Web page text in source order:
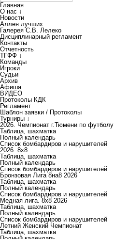
Главная
О нас ↓
Новости
Аллея лучших
Галерея С.В. Лелеко
Дисциплинарный регламент
Контакты
Отчетность
ТГФФ ↓
Команды
Игроки
Судьи
Архив
Афиша
ВИДЕО
Протоколы КДК
Регламент
Шаблон заявки / Протоколы
Турниры ↓
2026. Чемпионат г.Тюмени по футболу
Таблица, шахматка
Полный календарь
Список бомбардиров и нарушителей
2026. 8х8
Таблица, шахматка
Полный календарь
Список бомбардиров и нарушителей
Бронзовая Лига 8на8 2026
Таблица, шахматка
Полный календарь
Список бомбардиров и нарушителей
Медная лига. 8x8 2026
Таблица, шахматка
Полный календарь
Список бомбардиров и нарушителей
Летний Женский Чемпионат
Таблица, шахматка